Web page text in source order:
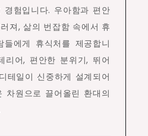
경험입니다. 우아함과 편안
져, 삶의 번잡함 속에서 휴
에게 휴식처를 제공합니
리어, 편안한 분위기, 뛰어
테일이 신중하게 설계되어
차원으로 끌어올린 환대의